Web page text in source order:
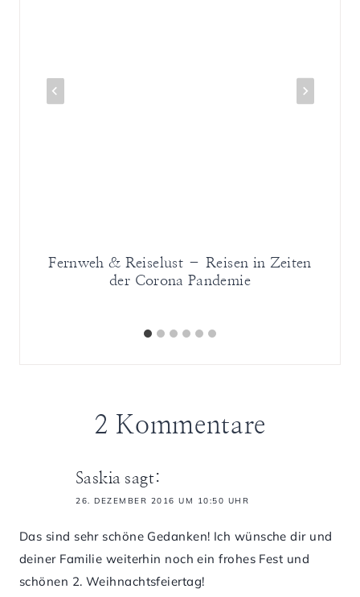
Fernweh & Reiselust – Reisen in Zeiten
der Corona Pandemie
2 Kommentare
Saskia sagt:
26. DEZEMBER 2016 UM 10:50 UHR
Das sind sehr schöne Gedanken! Ich wünsche dir und
deiner Familie weiterhin noch ein frohes Fest und
schönen 2. Weihnachtsfeiertag!